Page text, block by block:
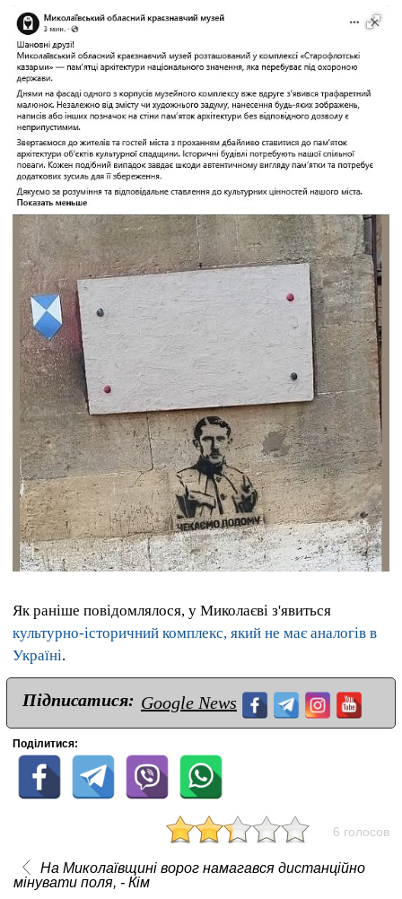
Як раніше повідомлялося, у Миколаєві з'явиться
культурно-історичний комплекс, який не має аналогів в
Україні.
Підписатися: Google News
Поділитися:
6 голосов
На Миколаївщині ворог намагався дистанційно
мінувати поля, - Кім